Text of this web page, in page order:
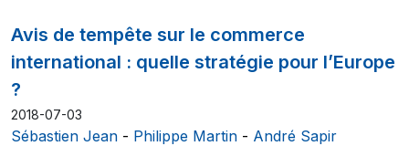
Avis de tempête sur le commerce
international : quelle stratégie pour l’Europe
?
2018-07-03
Sébastien Jean - Philippe Martin - André Sapir